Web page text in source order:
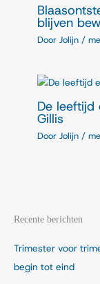
blijven
Door Jolijn /
De leeftijd
Gillis
Door Jolijn /
Recente berichten
Trimester voor
begin tot eind